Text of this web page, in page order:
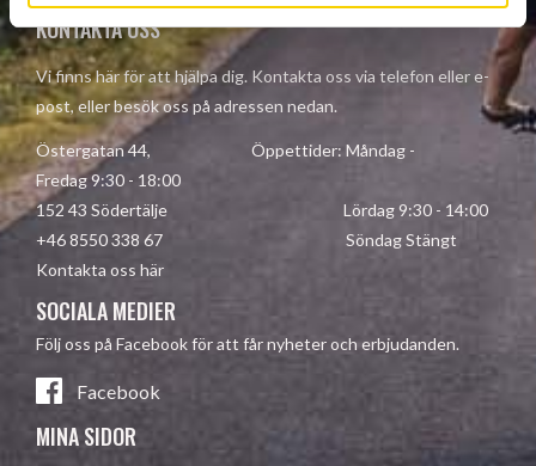
KONTAKTA OSS
Vi finns här för att hjälpa dig. Kontakta oss via telefon eller e-
post, eller besök oss på adressen nedan.
Östergatan 44, Öppettider: Måndag -
Fredag 9:30 - 18:00
152 43 Södertälje Lördag 9:30 - 14:00
+46 8550 338 67 Söndag Stängt
Kontakta oss här
SOCIALA MEDIER
Följ oss på Facebook för att får nyheter och erbjudanden.
Facebook
MINA SIDOR